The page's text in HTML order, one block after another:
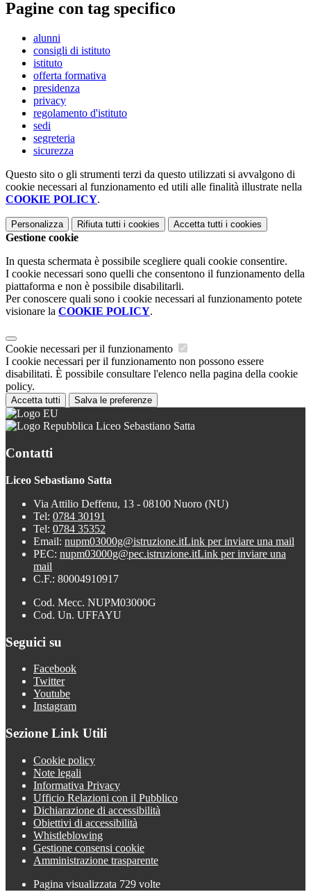
Pagine con tag specifico
alunni
consigli di istituto
istituto
offerta formativa
presidenza
privacy
regolamento d'istituto
sedi
segreteria
sicurezza
Questo sito o gli strumenti terzi da questo utilizzati si avvalgono di
cookie necessari al funzionamento ed utili alle finalità illustrate nella
COOKIE POLICY.
Personalizza Rifiuta tutti i cookies Accetta tutti i cookies
Gestione cookie
In questa schermata è possibile scegliere quali cookie consentire.
I cookie necessari sono quelli che consentono il funzionamento della
piattaforma e non è possibile disabilitarli.
Per conoscere quali sono i cookie necessari al funzionamento potete
visionare la COOKIE POLICY.
Cookie necessari per il funzionamento
I cookie necessari per il funzionamento non possono essere
disabilitati. È possibile consultare l'elenco nella pagina della cookie
policy.
Accetta tutti Salva le preferenze
Liceo Sebastiano Satta
Contatti
Liceo Sebastiano Satta
Via Attilio Deffenu, 13 - 08100 Nuoro (NU)
Tel: 0784 30191
Tel: 0784 35352
Email: nupm03000g@istruzione.itLink per inviare una mail
PEC: nupm03000g@pec.istruzione.itLink per inviare una
mail
C.F.: 80004910917
Cod. Mecc. NUPM03000G
Cod. Un. UFFAYU
Seguici su
Facebook
Twitter
Youtube
Instagram
Sezione Link Utili
Cookie policy
Note legali
Informativa Privacy
Ufficio Relazioni con il Pubblico
Dichiarazione di accessibilità
Obiettivi di accessibilità
Whistleblowing
Gestione consensi cookie
Amministrazione trasparente
Pagina visualizzata 729 volte